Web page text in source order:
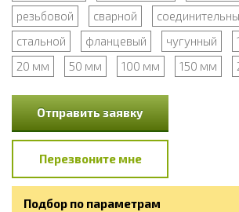
резьбовой
сварной
стальной
фланцевый чугунный
20 мм
50 мм 100 мм 150 мм
Отправить заявку
Перезвоните мне
Подбор по параметрам